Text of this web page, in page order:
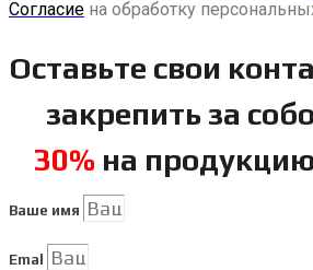
Согласие на обработку
Оставьте свои
закрепить за
30% на
Ваше имя
Emal